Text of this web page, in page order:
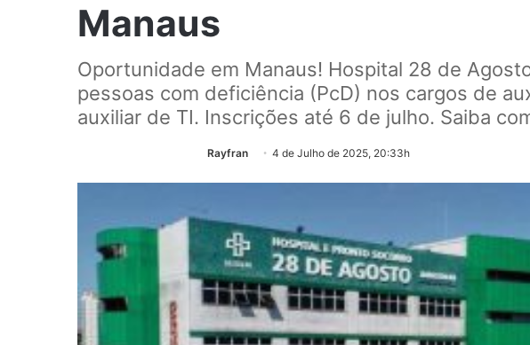
Manaus
Oportunidade em Manaus! Hospital 28 de
pessoas com deficiência (PcD) nos cargos de
auxiliar de TI. Inscrições até 6 de julho. Saiba
Rayfran 4 de Julho de 2025, 20:33h